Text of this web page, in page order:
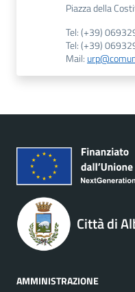
Piazza della
Tel: (+39)
Tel: (+39)
Mail:
Città di
AMMINISTRAZIONE